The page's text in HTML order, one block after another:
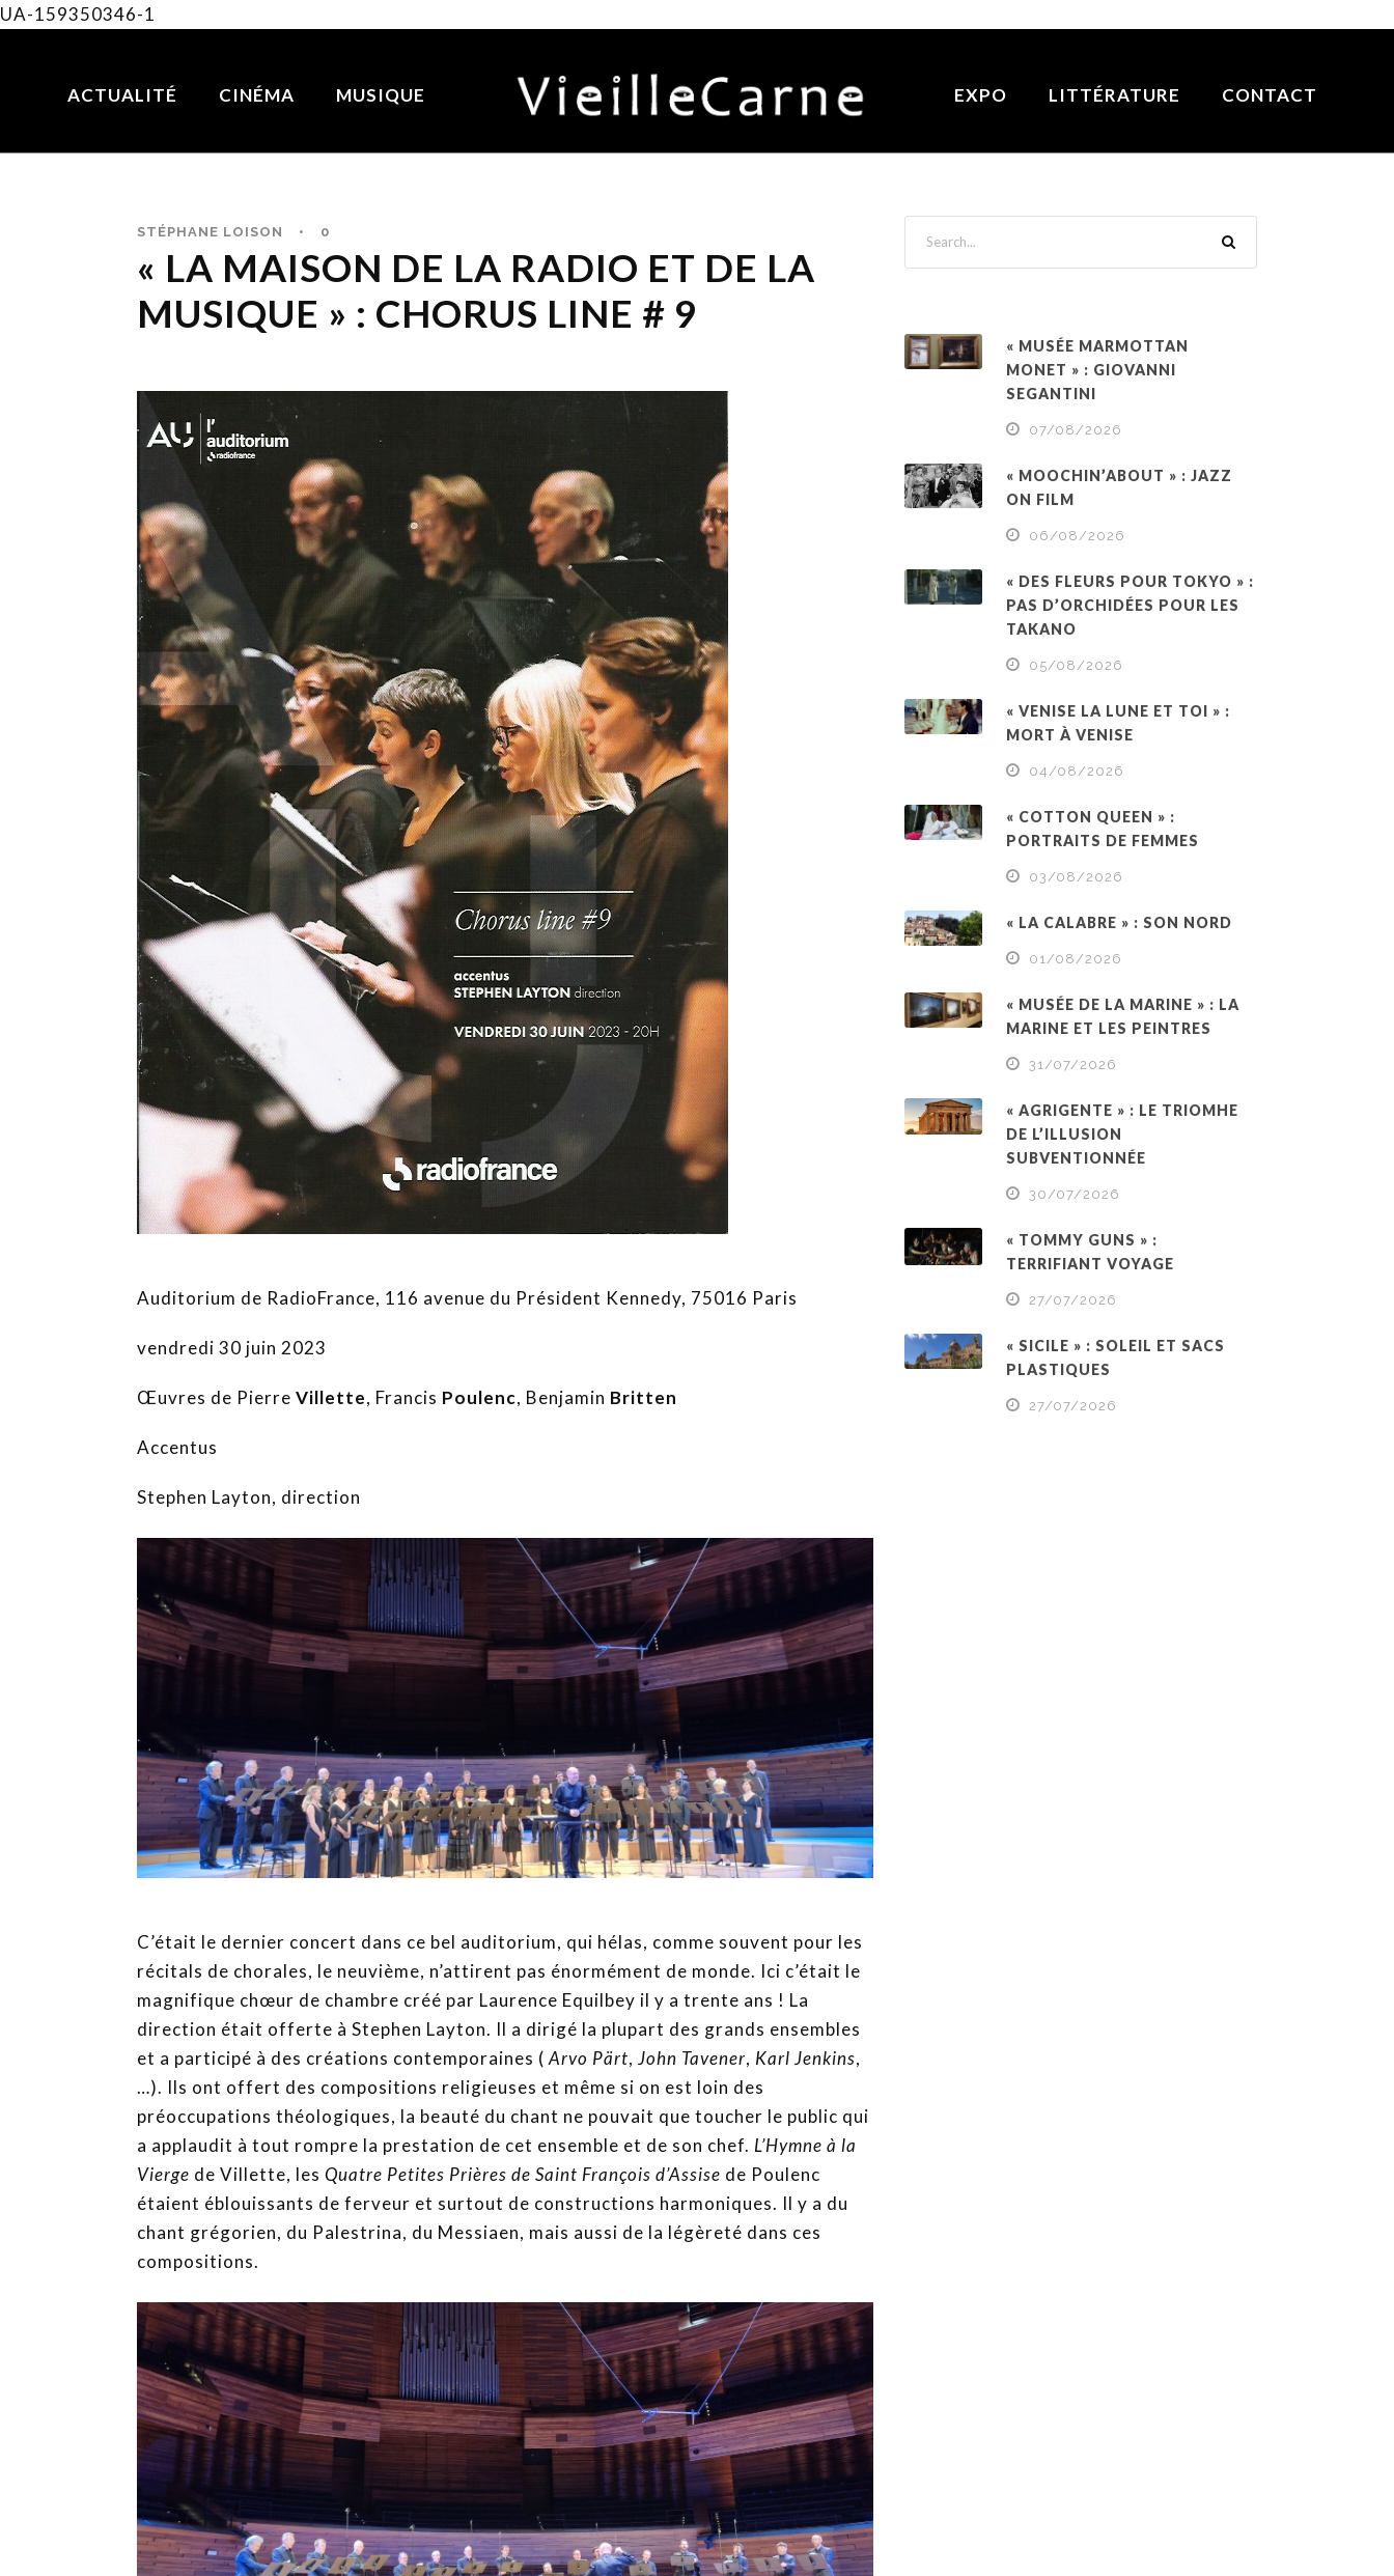
UA-159350346-1
ACTUALITÉ CINÉMA MUSIQUE EXPO LITTÉRATURE CONTACT
STÉPHANE LOISON • 0
« LA MAISON DE LA RADIO ET DE LA
MUSIQUE » : CHORUS LINE # 9
Auditorium de RadioFrance, 116 avenue du Président Kennedy, 75016 Paris
vendredi 30 juin 2023
Œuvres de Pierre Villette, Francis Poulenc, Benjamin Britten
Accentus
Stephen Layton, direction
C’était le dernier concert dans ce bel auditorium, qui hélas, comme souvent pour les
récitals de chorales, le neuvième, n’attirent pas énormément de monde. Ici c’était le
magnifique chœur de chambre créé par Laurence Equilbey il y a trente ans ! La
direction était offerte à Stephen Layton. Il a dirigé la plupart des grands ensembles
et a participé à des créations contemporaines ( Arvo Pärt, John Tavener, Karl Jenkins,
…). Ils ont offert des compositions religieuses et même si on est loin des
préoccupations théologiques, la beauté du chant ne pouvait que toucher le public qui
a applaudit à tout rompre la prestation de cet ensemble et de son chef. L’Hymne à la
Vierge de Villette, les Quatre Petites Prières de Saint François d’Assise de Poulenc
étaient éblouissants de ferveur et surtout de constructions harmoniques. Il y a du
chant grégorien, du Palestrina, du Messiaen, mais aussi de la légèreté dans ces
compositions.
« MUSÉE MARMOTTAN
MONET » : GIOVANNI
SEGANTINI
07/08/2026
« MOOCHIN’ABOUT » : JAZZ
ON FILM
06/08/2026
« DES FLEURS POUR TOKYO » :
PAS D’ORCHIDÉES POUR LES
TAKANO
05/08/2026
« VENISE LA LUNE ET TOI » :
MORT À VENISE
04/08/2026
« COTTON QUEEN » :
PORTRAITS DE FEMMES
03/08/2026
« LA CALABRE » : SON NORD
01/08/2026
« MUSÉE DE LA MARINE » : LA
MARINE ET LES PEINTRES
31/07/2026
« AGRIGENTE » : LE TRIOMHE
DE L’ILLUSION
SUBVENTIONNÉE
30/07/2026
« TOMMY GUNS » :
TERRIFIANT VOYAGE
27/07/2026
« SICILE » : SOLEIL ET SACS
PLASTIQUES
27/07/2026